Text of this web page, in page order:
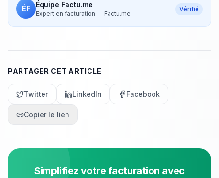
ÉF Équipe Factu.me
Expert en facturation — Factu.me
Vérifié
PARTAGER CET ARTICLE
Twitter LinkedIn Facebook
Copier le lien
Simplifiez votre facturation avec